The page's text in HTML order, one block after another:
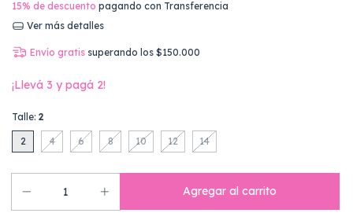
15% de descuento pagando con Transferencia
Ver más detalles
Envío gratis superando los $150.000
¡Llevá 3 y pagá 2!
Talle: 2
2 4 6 8 10 12 14